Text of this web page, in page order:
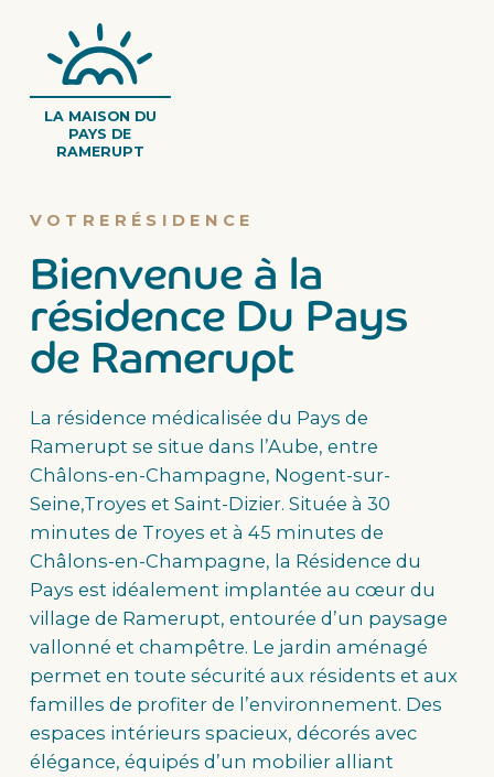
LA MAISON DU
PAYS DE
RAMERUPT
VOTRE RÉSIDENCE
Bienvenue à la
résidence Du Pays
de Ramerupt
La résidence médicalisée du Pays de
Ramerupt se situe dans l’Aube, entre
Châlons-en-Champagne, Nogent-sur-
Seine,Troyes et Saint-Dizier. Située à 30
minutes de Troyes et à 45 minutes de
Châlons-en-Champagne, la Résidence du
Pays est idéalement implantée au cœur du
village de Ramerupt, entourée d’un paysage
vallonné et champêtre. Le jardin aménagé
permet en toute sécurité aux résidents et aux
familles de profiter de l’environnement. Des
espaces intérieurs spacieux, décorés avec
élégance, équipés d’un mobilier alliant